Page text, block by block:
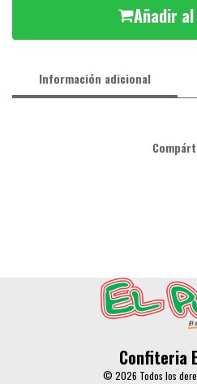
Añadir
Información adicional
Confiteria
© 2026 Todos los